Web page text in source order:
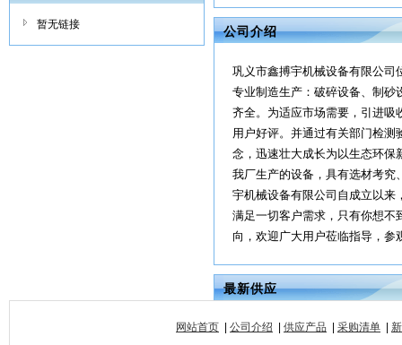
暂无链接 公司介绍
巩义市鑫搏宇机械设备有限公司
专业制造生产：破碎设备、制砂
齐全。为适应市场需要，引进吸
用户好评。并通过有关部门检
念，迅速壮大成长为以生态环保
我厂生产的设备，具有选材考究
宇机械设备有限公司自成立以来
满足一切客户需求，只有你想不
向，欢迎广大用户莅临指导，参
最新供应
网站首页 公司介绍 供应产品 采购清单